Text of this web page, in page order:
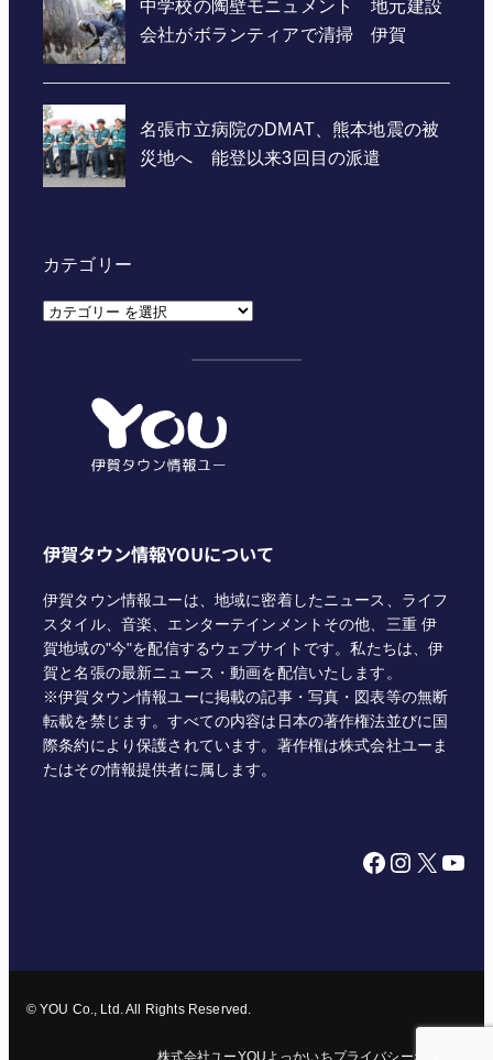
カテゴリー
カ
伊賀タウン情報YOUについて
伊賀タウン情報ユーは、地域に密着したニュース、ライフ
スタイル、音楽、エンターテインメントその他、三重 伊
賀地域の"今"を配信するウェブサイトです。私たちは、伊
賀と名張の最新ニュース・動画を配信いたします。
※伊賀タウン情報ユーに掲載の記事・写真・図表等の無断
転載を禁じます。すべての内容は日本の著作権法並びに国
際条約により保護されています。著作権は株式会社ユーま
たはその情報提供者に属します。
Facebook Instagram X YouTube
© YOU Co., Ltd. All Rights Reserved.
株式会社ユーYOUよっかいちプライバシーポリシー